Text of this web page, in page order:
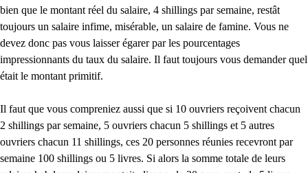
bien que le montant réel du salaire, 4 shillings par semaine, restât
toujours un salaire infime, misérable, un salaire de famine. Vous ne
devez donc pas vous laisser égarer par les pourcentages
impressionnants du taux du salaire. Il faut toujours vous demander quel
était le montant primitif.
Il faut que vous compreniez aussi que si 10 ouvriers reçoivent chacun
2 shillings par semaine, 5 ouvriers chacun 5 shillings et 5 autres
ouvriers chacun 11 shillings, ces 20 personnes réunies recevront par
semaine 100 shillings ou 5 livres. Si alors la somme totale de leurs